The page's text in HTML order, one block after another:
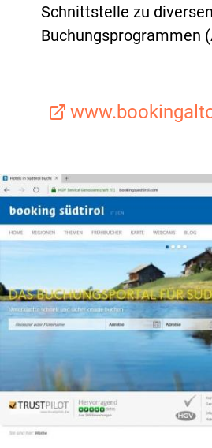
Schnittstelle zu diversen
Buchungsprogrammen